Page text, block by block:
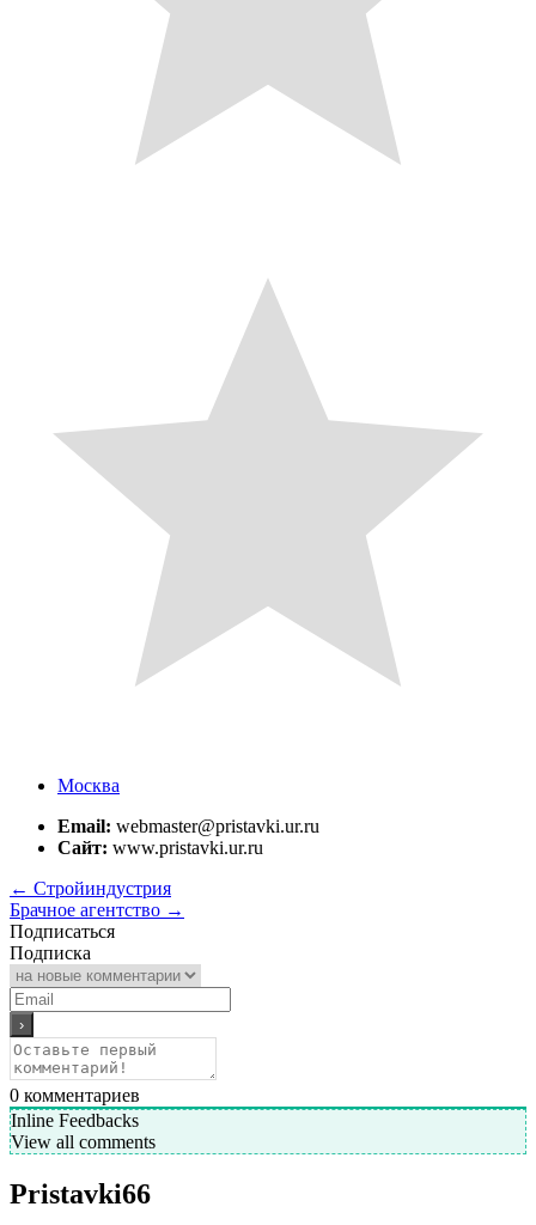
Москва
Email: webmaster@pristavki.ur.ru
Сайт: www.pristavki.ur.ru
← Стройиндустрия
Брачное агентство →
Подписаться
Подписка
0 комментариев
Inline Feedbacks
View all comments
Pristavki66